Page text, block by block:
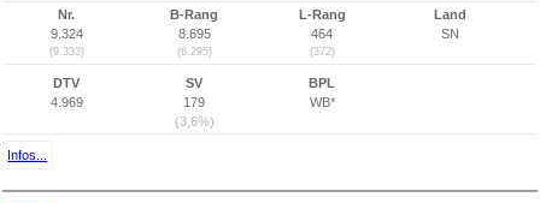
Nr.
9.324
(9.333)
B-Rang
8.695
(6.295)
L-Rang
464
(372)
Land
SN
DTV
4.969
SV
179
(3,6%)
BPL
WB*
Infos...